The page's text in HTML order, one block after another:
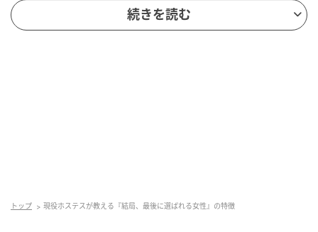
MOMOからのアドバイス
続きを読む
トップ 現役ホステスが教える『結局、最後に選ばれる女性』の特徴